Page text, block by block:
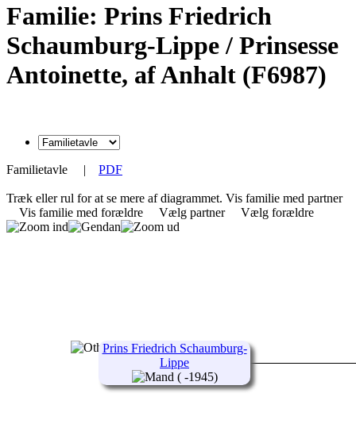
Familie: Prins Friedrich
Schaumburg-Lippe / Prinsesse
Antoinette, af Anhalt (F6987)
Familietavle | PDF
Træk eller rul for at se mere af diagrammet. Vis familie med partner
Vis familie med forældre
Vælg partner Vælg forældre
Prins Friedrich Schaumburg-
Lippe
( -1945)